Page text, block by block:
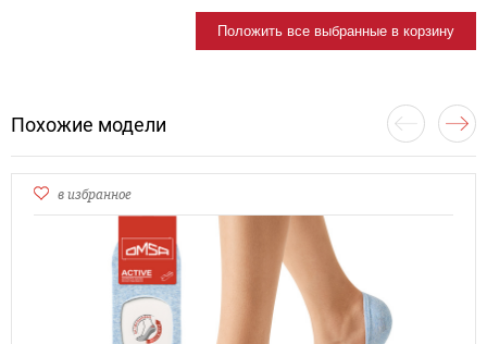
Положить все выбранные в корзину
Похожие модели
в избранное